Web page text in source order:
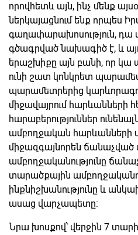
որովհետև այն, ինչ մենք
ներկայացնում ենք որպես
գաղափարախոսություն,
գծագրված նախագիծ է, և
երաշխիքը այն բանի, որ
ունի շատ կոնկրետ
պարամետրերից
միջավայրում հարևանների
հարաբերություններ
ամբողջական հարևանների
միջազգայնորեն
ամբողջականությունը
տարածքային
ինքնիշխանությունը և
ասաց վարչապետը:
Նրա խոսքով՝ վերջին 7